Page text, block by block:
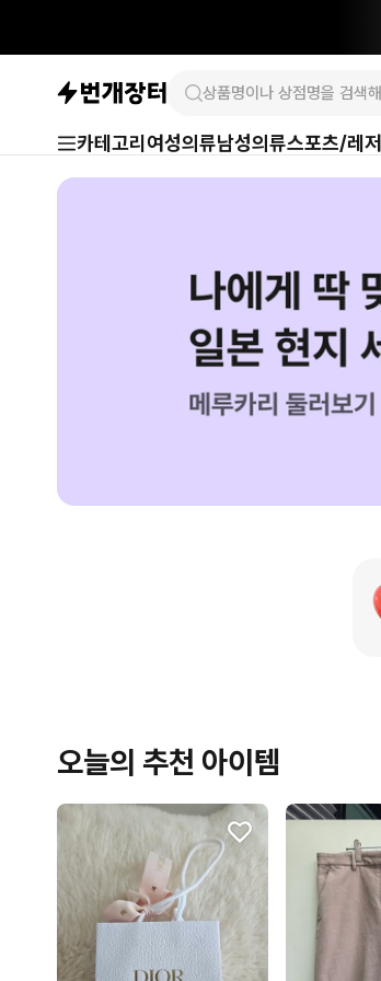
카테고리 여성의류남성의류스포츠/레저
오늘의 추천 아이템